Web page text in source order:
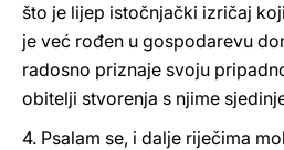
što je lijep istočnjački izričaj
je već rođen u gospodarevu
radosno priznaje svoju
obitelji stvorenja s njime
4. Psalam se, i dalje riječima